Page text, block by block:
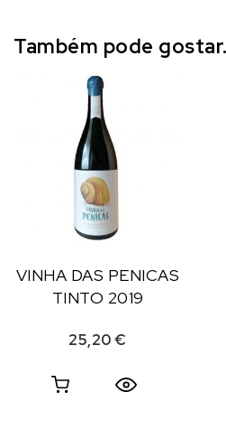
Também pode
VINHA DAS PENICAS
TINTO 2019
25,20€